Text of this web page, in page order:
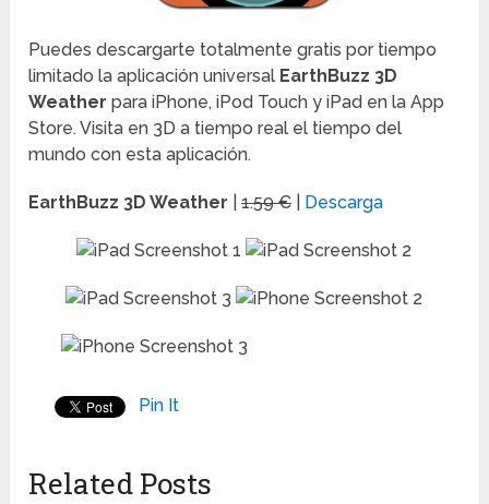
Puedes descargarte totalmente gratis por tiempo
limitado la aplicación universal EarthBuzz 3D
Weatherpara iPhone, iPod Touch y iPad en la App
Store. Visita en 3D a tiempo real el tiempo del
mundo con esta aplicación.
EarthBuzz 3D Weather |1.59 € Descarga
Pin It
Related Posts